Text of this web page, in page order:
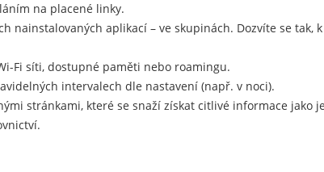
na placené linky.
nainstalovaných aplikací – ve skupinách. Dozvíte se tak,
Fi síti, dostupné paměti nebo roamingu.
intervalech dle nastavení (např. v noci).
stránkami, které se snaží získat citlivé informace jako